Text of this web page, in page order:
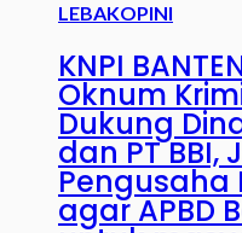
LEBAKOPINI
KNPI
Oknum
Dukung
dan PT
Pengusaha
agar APBD